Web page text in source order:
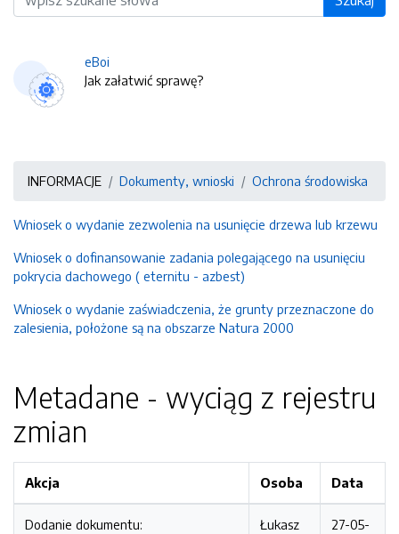
eBoi
Jak załatwić sprawę?
INFORMACJE Dokumenty, wnioski Ochrona środowiska
Wniosek o wydanie zezwolenia na usunięcie drzewa lub krzewu
Wniosek o dofinansowanie zadania polegającego na usunięciu
pokrycia dachowego ( eternitu - azbest)
Wniosek o wydanie zaświadczenia, że grunty przeznaczone do
zalesienia, położone są na obszarze Natura 2000
Metadane - wyciąg z rejestru
zmian
Akcja Osoba Data
Dodanie dokumentu:
Łukasz
27-05-